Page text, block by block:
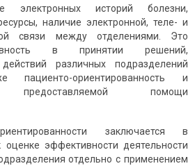
электронных историй болезни,
наличие электронной, теле- и
связи между отделениями. Это
в принятии решений,
действий различных подразделений
ориентированность и
предостав­ляемой помощи
заключается в
эффективности деятельности
отдельно с применением